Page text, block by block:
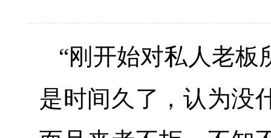
“刚开始对私人老
是时间久了，认为没